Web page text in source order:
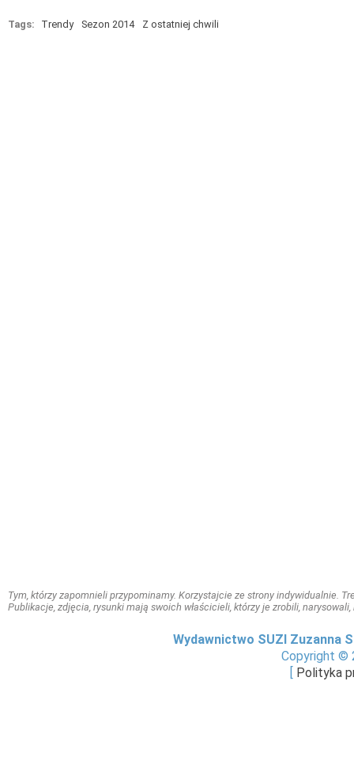
Tags: Trendy Sezon 2014 Z ostatniej chwili
Tym, którzy zapomnieli przypominamy. Korzystajcie ze strony indywidualnie.
Publikacje, zdjęcia, rysunki mają swoich właścicieli, którzy je zrobili,
Wydawnictwo SUZI Zuzanna
Copyright ©
Polityka